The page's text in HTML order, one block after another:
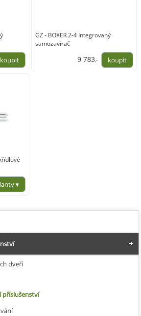
GZ - BOXER 2-4 Integrovaný
samozavírač
9 783,-
dveří
příslušenství